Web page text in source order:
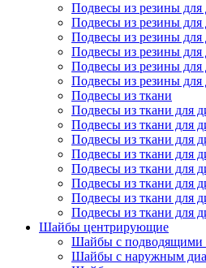
Подвесы из резины
Подвесы из резины
Подвесы из резины
Подвесы из резины
Подвесы из резины
Подвесы из резины
Подвесы из ткани
Подвесы из ткани для
Подвесы из ткани для
Подвесы из ткани для
Подвесы из ткани для
Подвесы из ткани для
Подвесы из ткани для
Подвесы из ткани для
Подвесы из ткани для
Шайбы центрирующие
Шайбы с подводящими
Шайбы с наружным